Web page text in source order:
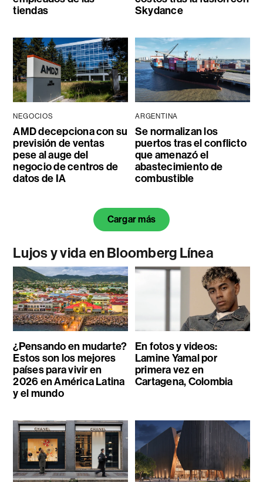
tiendas
Skydance
NEGOCIOS
AMD decepciona con su
previsión de ventas
pese al auge del
negocio de centros de
datos de IA
ARGENTINA
Se normalizan los
puertos tras el conflicto
que amenazó el
abastecimiento de
combustible
Cargar más
Lujos y vida en Bloomberg Línea
¿Pensando en mudarte?
Estos son los mejores
países para vivir en
2026 en América Latina
y el mundo
En fotos y videos:
Lamine Yamal por
primera vez en
Cartagena, Colombia